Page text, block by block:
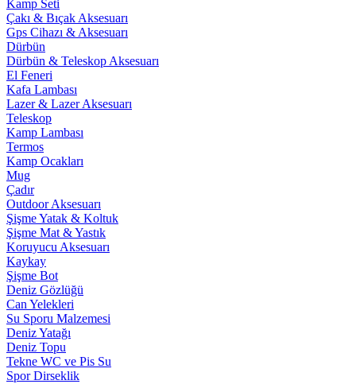
Kamp Seti
Çakı & Bıçak Aksesuarı
Gps Cihazı & Aksesuarı
Dürbün
Dürbün & Teleskop Aksesuarı
El Feneri
Kafa Lambası
Lazer & Lazer Aksesuarı
Teleskop
Kamp Lambası
Termos
Kamp Ocakları
Mug
Çadır
Outdoor Aksesuarı
Şişme Yatak & Koltuk
Şişme Mat & Yastık
Koruyucu Aksesuarı
Kaykay
Şişme Bot
Deniz Gözlüğü
Can Yelekleri
Su Sporu Malzemesi
Deniz Yatağı
Deniz Topu
Tekne WC ve Pis Su
Spor Dirseklik